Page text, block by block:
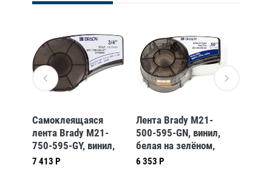
Самоклеящаяся
лента Brady M21-
750-595-GY, винил,
печать чёрная на
7 413 Р
Лента Brady M21-
500-595-GN, винил,
белая на зелёном,
12,7 ммх6,4 м
6 353 Р